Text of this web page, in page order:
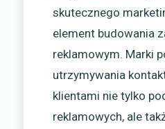
skutecznego
element budowania
reklamowym. Marki
utrzymywania
klientami nie tylko
reklamowych, ale